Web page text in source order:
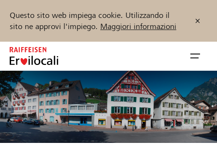
Questo sito web impiega cookie. Utilizzando il
sito ne approvi l'impiego. Maggiori informazioni
Zum
Inhalt
springen
öffnen
Trova progetti e organizzazioni
Inizia ora